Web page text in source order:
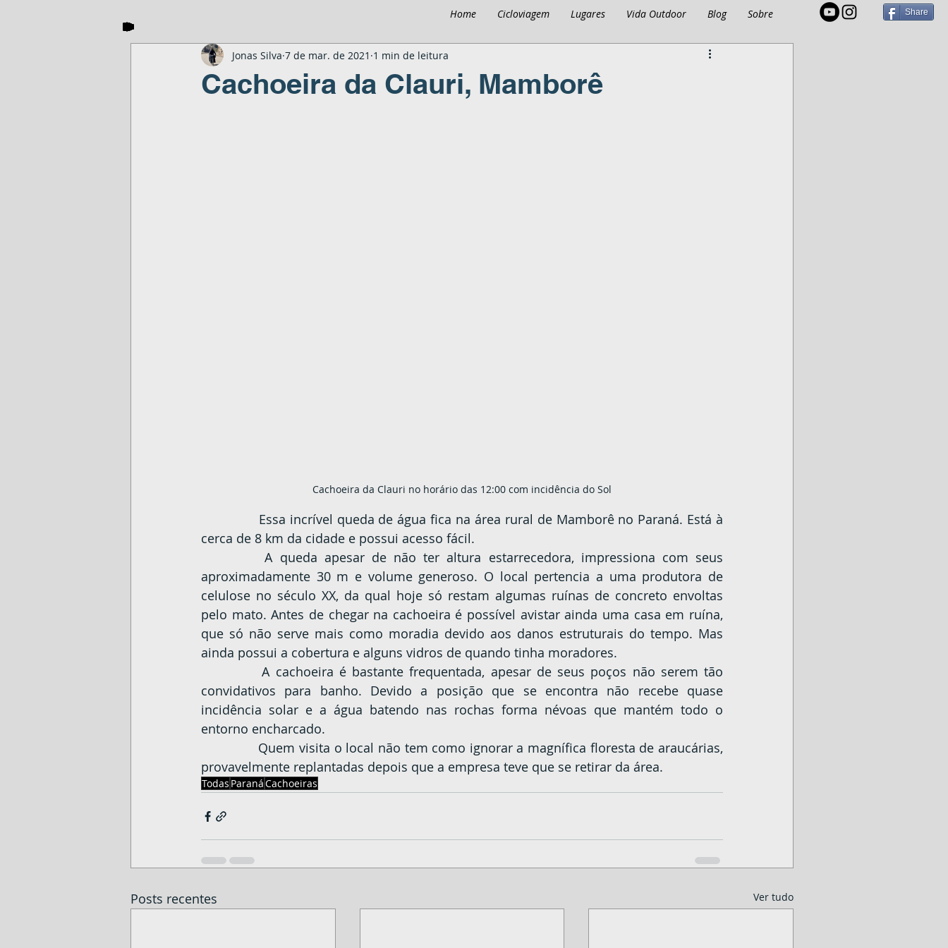
Home Cicloviagem Lugares Vida Outdoor Blog Sobre Share
Cachoeira da Clauri, Mamborê
Jonas Silva 7 de mar. de 2021 1 min de leitura
Cachoeira da Clauri no horário das 12:00 com incidência do Sol
cerca de 8 km da cidade e possui acesso fácil.
		A queda apesar de não ter altura estarrecedora, impressiona com seus
aproximadamente 30 m e volume generoso. O local pertencia a uma produtora de
celulose no século XX, da qual hoje só restam algumas ruínas de concreto envoltas
pelo mato. Antes de chegar na cachoeira é possível avistar ainda uma casa em ruína,
que só não serve mais como moradia devido aos danos estruturais do tempo. Mas
ainda possui a cobertura e alguns vidros de quando tinha moradores.
		A cachoeira é bastante frequentada, apesar de seus poços não serem tão
convidativos para banho. Devido a posição que se encontra não recebe quase
incidência solar e a água batendo nas rochas forma névoas que mantém todo o
entorno encharcado.
provavelmente replantadas depois que a empresa teve que se retirar da área.
Todas ParanáCachoeiras
Posts recentes Ver tudo